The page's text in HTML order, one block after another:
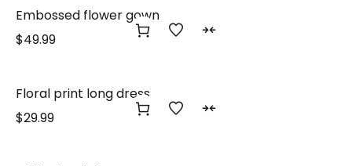
Embossed flower gown
$49.99
Floral print long dress
$29.99